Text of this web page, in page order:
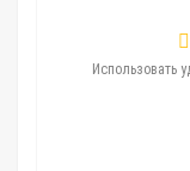
Использовать